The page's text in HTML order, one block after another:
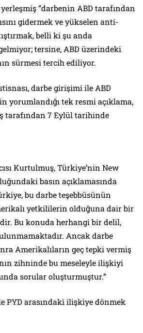
“darbenin ABD tarafından
gidermek ve yükselen anti-
belli ki şu anda
tersine, ABD üzerindeki
sürmesi tercih ediliyor.
darbe girişimi ile ABD
yorumlandığı tek resmi açıklama,
tarafından 7 Eylül tarihinde
Kurtulmuş, Türkiye’nin New
basın açıklamasında
bu darbe teşebbüsünün
yetkililerin olduğuna dair bir
Bu konuda herhangi bir delil,
Ancak darbe
Amerikalıların geç tepki vermiş
zihninde bu meseleyle ilişkiyi
sorular oluşturmuştur.”
PYD arasındaki ilişkiye dönmek